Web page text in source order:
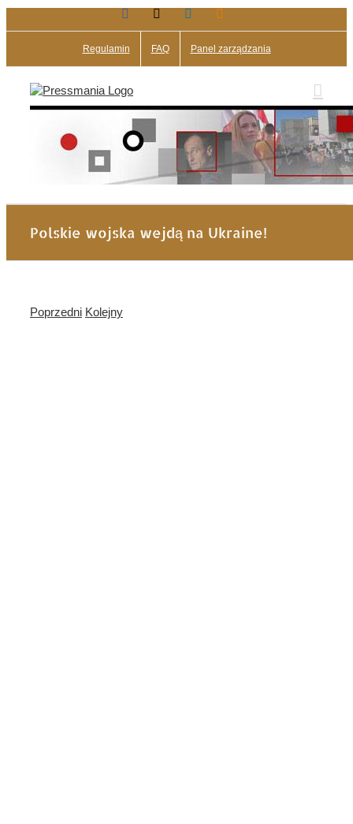
do
Facebook LinkedIn
Regulamin FAQ Panel zarządzania
Polskie wojska wejdą na Ukraine!
Poprzedni Kolejny